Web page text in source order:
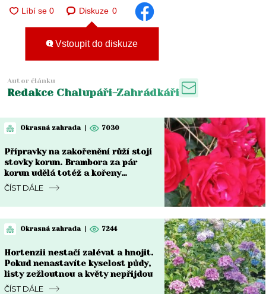
Diskuze 0
Vstoupit do diskuze
Autor článku
Redakce Chalupáři-Zahrádkáři
Okrasná zahrada | 7030
Přípravky na zakořenění růží stojí
stovky korun. Brambora za pár
korun udělá totéž a kořeny
narostou do měsíce
ČÍST DÁLE
Okrasná zahrada | 7244
Hortenzii nestačí zalévat a hnojit.
Pokud nenastavíte kyselost půdy,
listy zežloutnou a květy nepřijdou
ČÍST DÁLE